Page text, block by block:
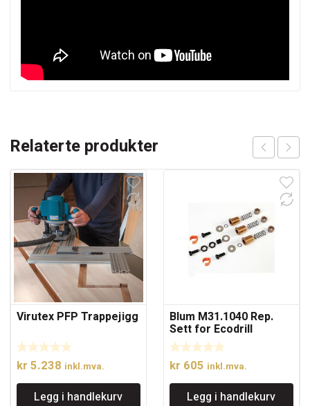
Relaterte produkter
Virutex PFP Trappejigg
kr 5.238 inkl.mva.
Legg i handlekurv
Blum M31.1040 Rep.
Sett for Ecodrill
kr 605 inkl.mva.
Legg i handlekurv